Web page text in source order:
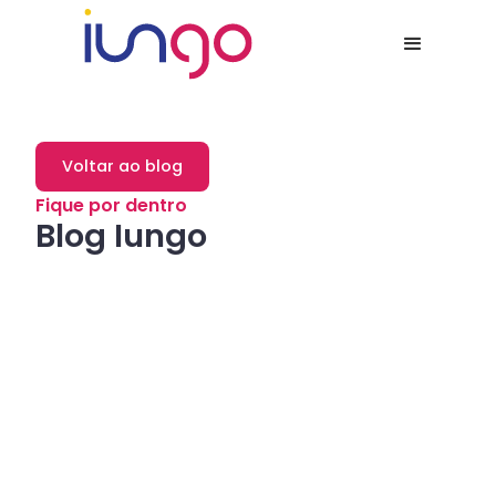
Fique por dentro
Blog Iungo
Voltar ao blog